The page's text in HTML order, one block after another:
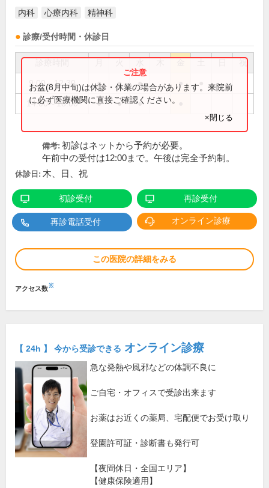
内科 心療内科 精神科
診療/受付時間・休診日
祝
9:00～12:30 ● ● ● ●
14:00～18:00 ● ● ●
お盆(8月中旬)は休診・休業の場合があります。来院前
に必ず医療機関に直接ご確認ください。
×閉じる
備考: 初診はネットから予約が必要。
午前中の受付は12:00まで。午後は完全予約制。
休診日: 木、日、祝
初診受付 再診受付
再診電話受付 オンライン診療
この医院の詳細をみる
アクセス数※
【 24h 】 今から受診できる オンライン診療
急な発熱や風邪などの体調不良に
ご自宅・オフィスで受診出来ます
お薬はお近くの薬局、宅配便でお受け取り
登園許可証・診断書も発行可
【夜間休日・全国エリア】
【健康保険適用】